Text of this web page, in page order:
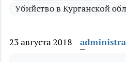
Убийство в Курганской
23 августа 2018